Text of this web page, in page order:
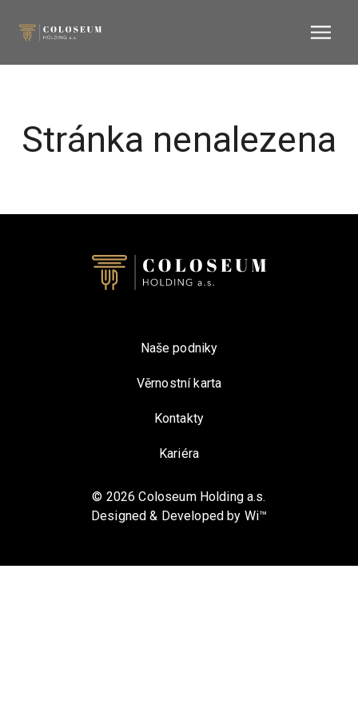
Stránka nenalezena
Naše podniky
Věrnostní karta
Kontakty
Kariéra
© 2026 Coloseum Holding a.s.
Designed & Developed by Wi™